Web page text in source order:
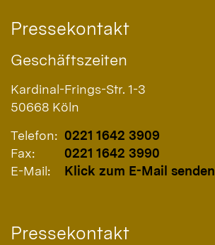
Pressekontakt
Geschäftszeiten
Kardinal-Frings-Str. 1-3
50668 Köln
Telefon: 0221 1642 3909
Fax:
0221 1642 3990
E-Mail:
Klick zum E-Mail senden
Pressekontakt